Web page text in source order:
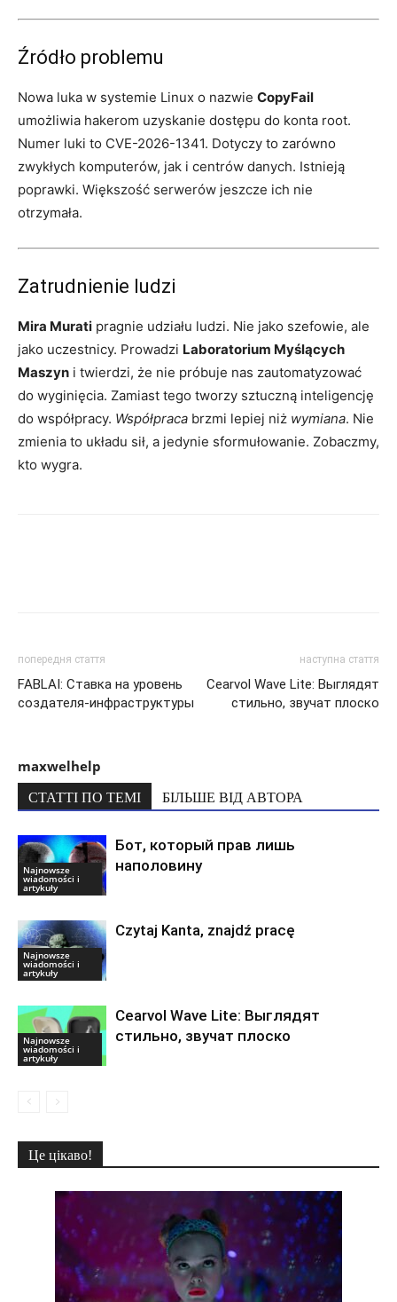
Źródło problemu
Nowa luka w systemie Linux o nazwie CopyFail
umożliwia hakerom uzyskanie dostępu do konta root.
Numer luki to CVE-2026-1341. Dotyczy to zarówno
zwykłych komputerów, jak i centrów danych. Istnieją
poprawki. Większość serwerów jeszcze ich nie
otrzymała.
Zatrudnienie ludzi
Mira Murati pragnie udziału ludzi. Nie jako szefowie, ale
jako uczestnicy. Prowadzi Laboratorium Myślących
Maszyn i twierdzi, że nie próbuje nas zautomatyzować
do wyginięcia. Zamiast tego tworzy sztuczną inteligencję
do współpracy. Współpraca brzmi lepiej niż wymiana. Nie
zmienia to układu sił, a jedynie sformułowanie. Zobaczmy,
kto wygra.
попередня стаття
FABLAI: Ставка на уровень
создателя-инфраструктуры
наступна стаття
Cearvol Wave Lite: Выглядят
стильно, звучат плоско
maxwelhelp
СТАТТІ ПО ТЕМІ БІЛЬШЕ ВІД АВТОРА
Najnowsze
wiadomości i
artykuły
Бот, который прав лишь
наполовину
Najnowsze
wiadomości i
artykuły
Czytaj Kanta, znajdź pracę
Najnowsze
wiadomości i
artykuły
Cearvol Wave Lite: Выглядят
стильно, звучат плоско
Це цікаво!